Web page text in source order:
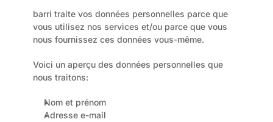
barri traite vos données personnelles parce que
vous utilisez nos services et/ou parce que vous
nous fournissez ces données vous-même.
Voici un aperçu des données personnelles que
nous traitons:
Nom et prénom
Adresse e-mail